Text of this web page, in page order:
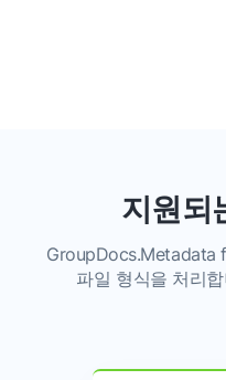
지원되
GroupDocs.Metadata
파일 형식을 처리